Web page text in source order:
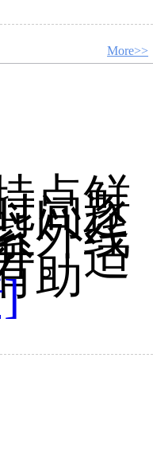
More>>
点鲜
间逐
外线
。适
助